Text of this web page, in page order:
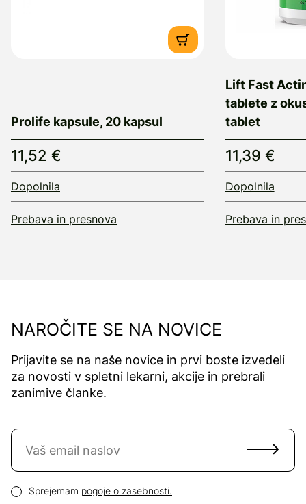
Prolife kapsule, 20 kapsul
11,52 €
Dopolnila
Prebava in presnova
Lift Fast
tablete z
tablet
11,39 €
Dopolnila
Prebava in
NAROČITE SE NA NOVICE
Prijavite se na naše novice in prvi boste izvedeli
za novosti v spletni lekarni, akcije in prebrali
zanimive članke.
Naročite se na novice
Pogoji zasebnosti
Sprejemam pogoje o zasebnosti.